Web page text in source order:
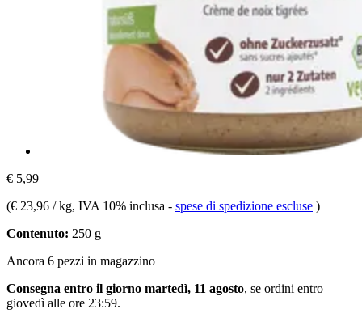
€ 5,99
(€ 23,96 / kg, IVA 10% inclusa - spese di spedizione escluse )
Contenuto: 250 g
Ancora 6 pezzi in magazzino
Consegna entro il giorno martedì, 11 agosto, se ordini entro
giovedì alle ore 23:59.